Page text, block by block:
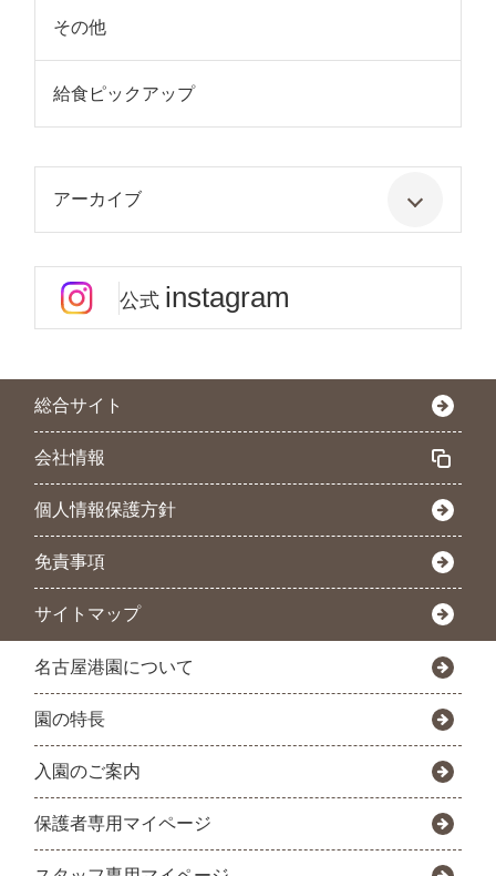
その他
給食ピックアップ
アーカイブ
公式 instagram
総合サイト
会社情報
個人情報保護方針
免責事項
サイトマップ
名古屋港園について
園の特長
入園のご案内
保護者専用マイページ